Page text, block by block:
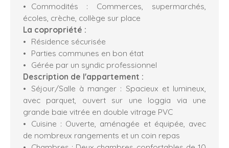
Commodités : Commerces, supermarchés,
écoles, crèche, collège sur place
La copropriété :
Résidence sécurisée
Parties communes en bon état
Gérée par un syndic professionnel
Description de l'appartement :
Séjour/Salle à manger : Spacieux et lumineux,
avec parquet, ouvert sur une loggia via une
grande baie vitrée en double vitrage PVC
Cuisine : Ouverte, aménagée et équipée, avec
de nombreux rangements et un coin repas